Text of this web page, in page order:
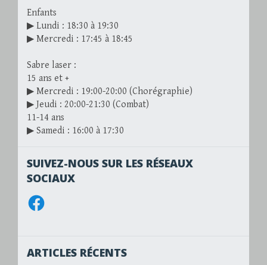
Enfants
▶ Lundi : 18:30 à 19:30
▶ Mercredi : 17:45 à 18:45
Sabre laser :
15 ans et +
▶ Mercredi : 19:00-20:00 (Chorégraphie)
▶ Jeudi : 20:00-21:30 (Combat)
11-14 ans
▶ Samedi : 16:00 à 17:30
SUIVEZ-NOUS SUR LES RÉSEAUX
SOCIAUX
Facebook
ARTICLES RÉCENTS